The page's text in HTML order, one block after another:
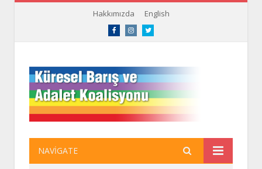
Hakkımızda English
FacebookInstagramTwitter
NAVIGATE